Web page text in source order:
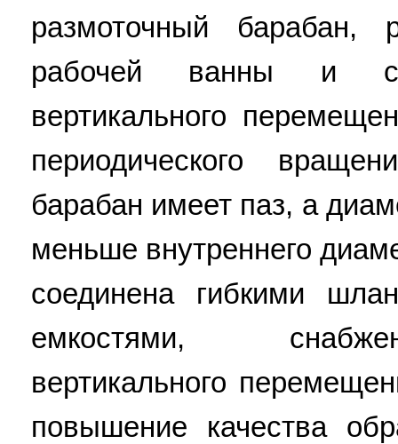
размоточный барабан,
рабочей ванны и
вертикального
периодического
барабан имеет паз, а
меньше внутреннего
соединена гибкими
емкостями,
вертикального
повышение качества